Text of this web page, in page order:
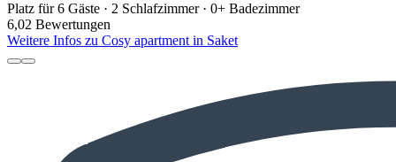
Platz für 6 Gäste · 2 Schlafzimmer · 0+ Badezimmer
6,02 Bewertungen
Weitere Infos zu Cosy apartment in Saket